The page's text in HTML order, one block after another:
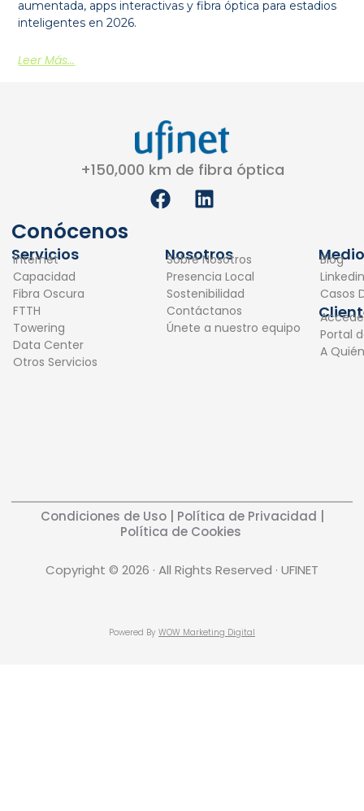
aumentada, apps interactivas y fibra óptica para estadios
inteligentes en 2026.
Leer Más...
+150,000 km de fibra óptica
F
a
e
b
o
o
k
L
i
k
e
d
i
n
Conócenos
Servicios
Internet
Capacidad
Fibra Oscura
FTTH
Towering
Data Center
Otros Servicios
Nosotros
Sobre Nosotros
Presencia Local
Sostenibilidad
Contáctanos
Únete a nuestro equipo
Blog
Linkedin
Casos
Portal
A
Condiciones de Uso| Política de Privacidad
Política de Cookies
Copyright © 2026 · All Rights Reserved · UFINET
Powered By WOW Marketing Digital